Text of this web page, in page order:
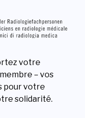
votre
– vos
pour votre
solidarité.